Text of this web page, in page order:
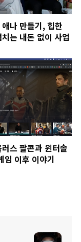
나 만들기, 힙한
는 내돈 없이 사업
스 팔콘과 윈터솔
임 이후 이야기